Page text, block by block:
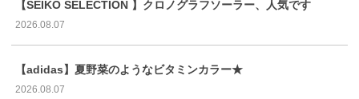
【SEIKO SELECTION 】クロノグラフソーラー、人気です
2026.08.07
【adidas】夏野菜のようなビタミンカラー★
2026.08.07